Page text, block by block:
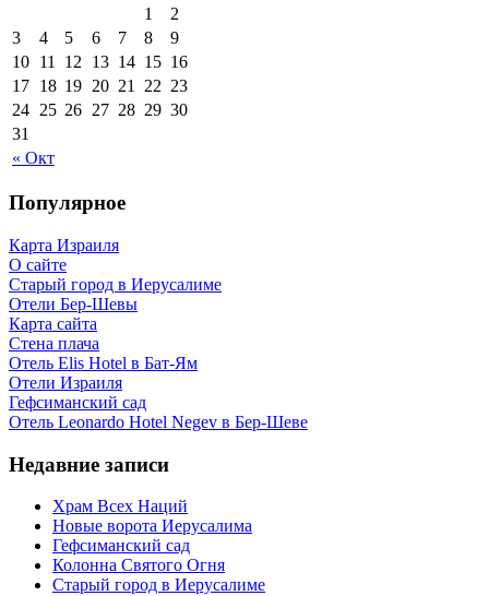
« Окт
1
2
3
4 5 6 7 8
9
10 11 12 13 14 15 16
17 18 19 20 21 22 23
24 25 26 27 28 29 30
31
Популярное
Карта Израиля
О сайте
Старый город в Иерусалиме
Отели Бер-Шевы
Карта сайта
Стена плача
Отель Elis Hotel в Бат-Ям
Отели Израиля
Гефсиманский сад
Отель Leonardo Hotel Negev в Бер-Шеве
Недавние записи
Храм Всех Наций
Новые ворота Иерусалима
Гефсиманский сад
Колонна Святого Огня
Старый город в Иерусалиме